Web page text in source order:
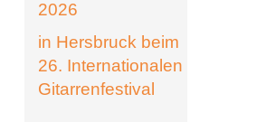
2026
in Hersbruck beim
26. Internationalen
Gitarrenfestival